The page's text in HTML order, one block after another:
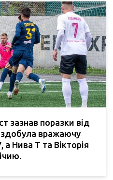
зазнав поразки від
вражаючу
Нива Т та Вікторія